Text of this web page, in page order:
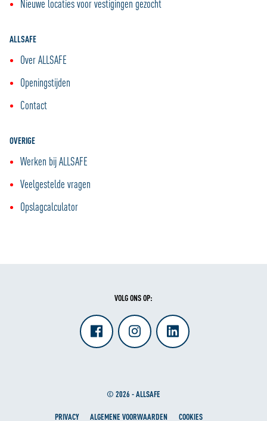
Nieuwe locaties voor vestigingen gezocht
ALLSAFE
Over ALLSAFE
Openingstijden
Contact
OVERIGE
Werken bij ALLSAFE
Veelgestelde vragen
Opslagcalculator
VOLG ONS OP:
© 2026 - ALLSAFE
PRIVACY ALGEMENE VOORWAARDEN COOKIES